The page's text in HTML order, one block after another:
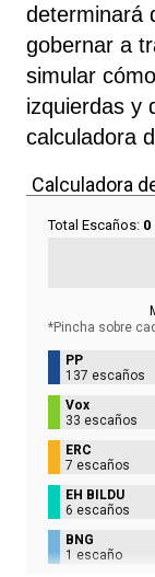
determinará
gobernar a
simular
izquierdas y
calculadora
Calculadora
Total Escaños: 0
*Pincha sobre
PP
137 escaños
Vox
33 escaños
ERC
7 escaños
EH BILDU
6 escaños
BNG
1 escaño